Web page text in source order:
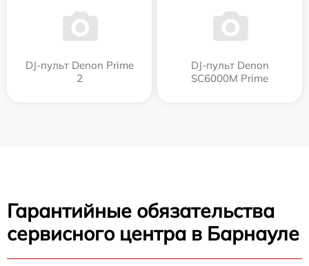
DJ-пульт Denon Prime
2
DJ-пульт Denon
SC6000M Prime
Гарантийные обязательства
сервисного центра в Барнауле